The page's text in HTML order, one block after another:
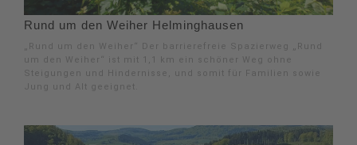
Rund um den Weiher Helminghausen
„Rund um den Weiher“ Der barrierefreie Spazierweg „Rund
um den Weiher“ ist mit 1,1 km ein schöner Weg ohne
Steigungen und Hindernisse, und somit für Familien sowie
Jung und Alt geeignet.